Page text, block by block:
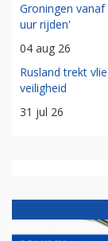
Groningen
uur rijden'
04 aug 26
Rusland trekt
veiligheid
31 jul 26